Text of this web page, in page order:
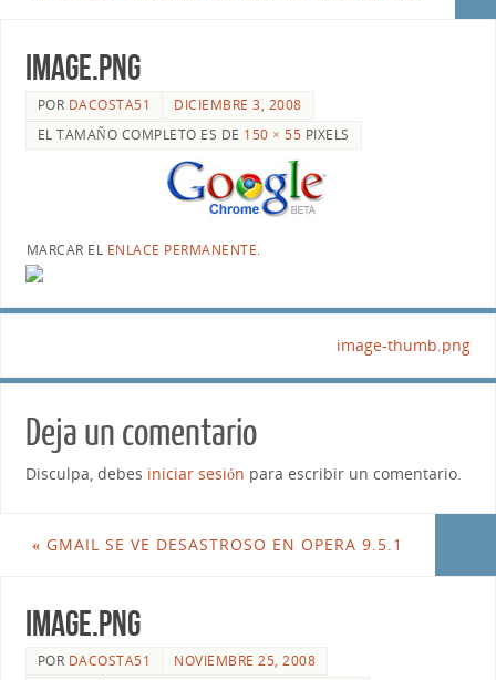
image.png
POR DACOSTA51
DICIEMBRE 3, 2008
EL TAMAÑO COMPLETO ES DE 150 × 55 PIXELS
MARCAR EL ENLACE PERMANENTE.
image-thumb.png
Deja un comentario
Disculpa, debes iniciar sesión para escribir un comentario.
« GMAIL SE VE DESASTROSO EN OPERA 9.5.1
image.png
POR DACOSTA51
NOVIEMBRE 25, 2008